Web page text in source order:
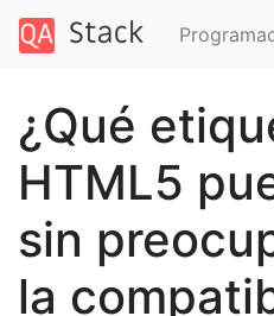
¿Qué
HTML5
sin
la